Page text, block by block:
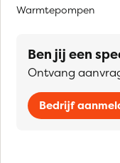
Warmtepompen
Ben jij een
Ontvang
Bedrijf